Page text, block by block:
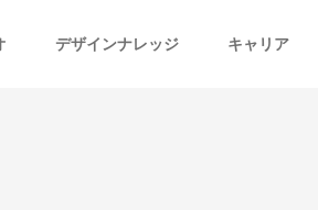
デザインナレッジ キャリア